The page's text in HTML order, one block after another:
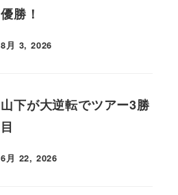
優勝！
8月 3, 2026
山下が大逆転でツアー3勝
目
6月 22, 2026